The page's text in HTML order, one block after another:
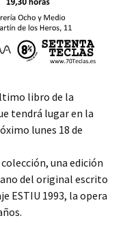
libro de la
tendrá lugar en la
lunes 18 de
una edición
del original escrito
ESTIU 1993, la opera